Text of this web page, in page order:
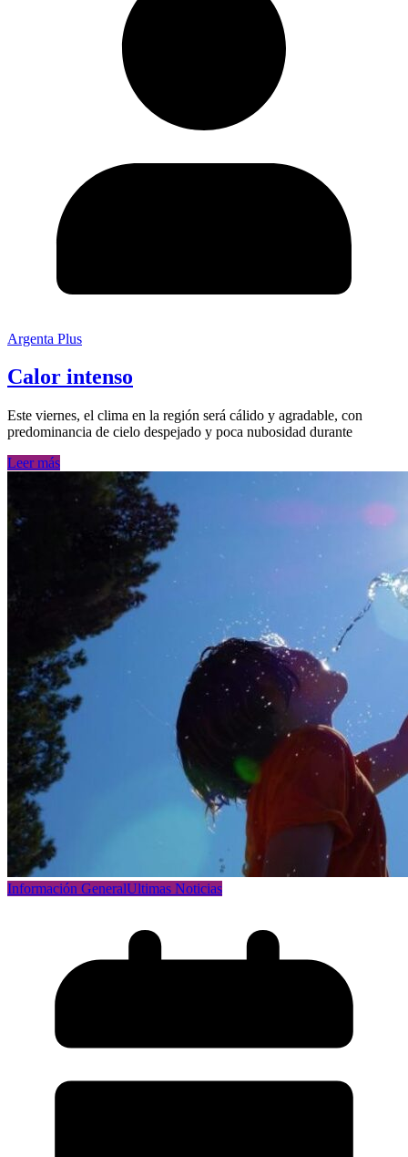
Argenta Plus
Calor intenso
Este viernes, el clima en la región será cálido y agradable, con
predominancia de cielo despejado y poca nubosidad durante
Leer más
Información GeneralUltimas Noticias